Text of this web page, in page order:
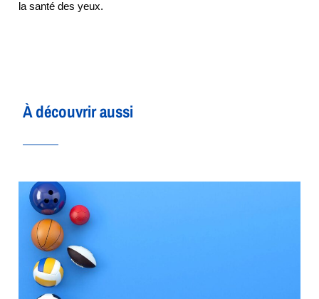
la santé des yeux.
À découvrir aussi